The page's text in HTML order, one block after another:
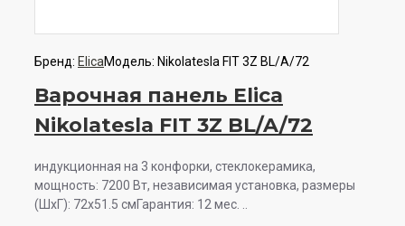
Бренд: ElicaМодель: Nikolatesla FIT 3Z BL/A/72
Варочная панель Elica
Nikolatesla FIT 3Z BL/A/72
индукционная на 3 конфорки, cтеклокерамика,
мощность: 7200 Вт, независимая установка, размеры
(ШхГ): 72x51.5 смГарантия: 12 мес. ..